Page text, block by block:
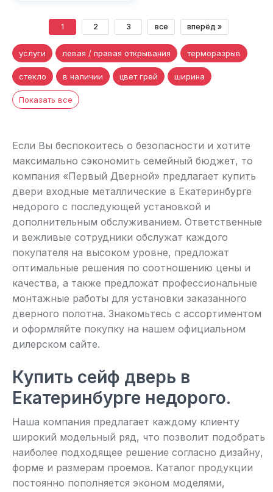
1 2 3 все вперёд »
услуги левая / правая открывания терморазрыв
стекло в наличии цвет грей ширина
Показать все
Если Вы беспокоитесь о безопасности и хотите
максимально сэкономить семейный бюджет, то
компания «Первый Дверной» предлагает купить
двери входные металлические в Екатеринбурге
недорого с последующей установкой и
дополнительным обслуживанием. Ответственные
и вежливые сотрудники обслужат каждого
покупателя на высоком уровне, предложат
оптимальные решения по соотношению цены и
качества, а также предложат профессиональные
монтажные работы для установки заказанного
дверного полотна. Знакомьтесь с ассортиментом
и оформляйте покупку на нашем официальном
дилерском сайте.
Купить сейф дверь в
Екатеринбурге недорого.
Наша компания предлагает каждому клиенту
широкий модельный ряд, что позволит подобрать
наиболее подходящее решение согласно дизайну,
форме и размерам проемов. Каталог продукции
постоянно пополняется эконом моделями,